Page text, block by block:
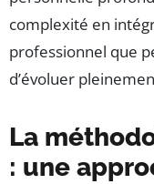
complexité en
professionnel que
d’évoluer
La
: une